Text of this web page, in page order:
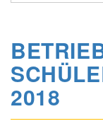
2018